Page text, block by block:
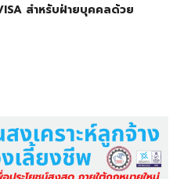
สำหรับฝ่ายบุคคลด้วย